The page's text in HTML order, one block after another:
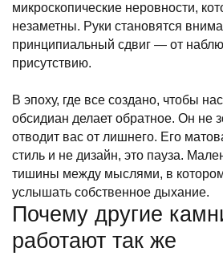
микроскопические неровности,
незаметны. Руки становятся
принципиальный сдвиг — от
присутствию.
В эпоху, где все создано, чтобы
обсидиан делает обратное. Он не
отводит вас от лишнего. Его
стиль и не дизайн, это пауза.
тишины между мыслями, в
услышать собственное дыхание.
Почему другие
работают так же